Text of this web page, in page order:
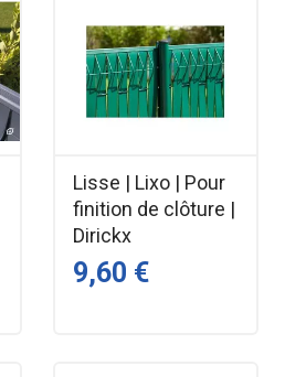
Lisse | Lixo | Pour
finition de clôture |
Dirickx
9,60 €